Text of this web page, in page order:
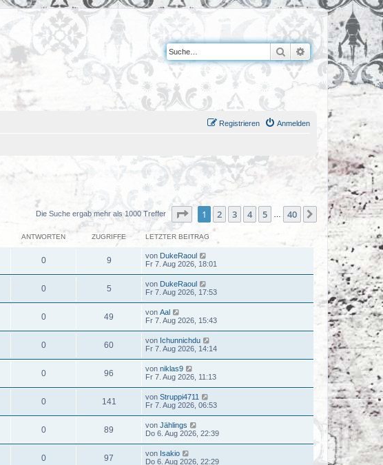
Suche Erweiterte Suche
Anmelden
Registrieren
Die Suche ergab mehr als 1000 Treffer Seite von40
1 2 3 4 5 40 Nächste
ANTWORTEN ZUGRIFFE LETZTER BEITRAG
0 9 von DukeRaoul
Fr 7. Aug 2026, 18:01
0 5 von DukeRaoul
Fr 7. Aug 2026, 17:53
0 49 von Aal
Fr 7. Aug 2026, 15:43
0 60 von Ichunnichdu
Fr 7. Aug 2026, 14:14
0 96 von niklas9
Fr 7. Aug 2026, 11:13
0 141 von Struppi4711
Fr 7. Aug 2026, 06:53
0 89 von Jählings
Do 6. Aug 2026, 22:39
0 97 von Isakio
Do 6. Aug 2026, 22:29